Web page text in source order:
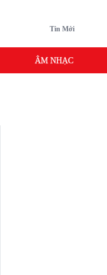
Tin Mới
ÂM NHẠC